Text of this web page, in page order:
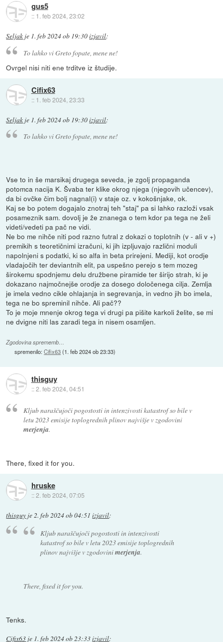
gus5
:: 1. feb 2024, 23:02
Seljak je 1. feb 2024 ob 19:30izjavil:
To lahko vi Greto fopate, mene ne!
Ovrgel nisi niti ene trditve iz študije.
Cifix63
:: 1. feb 2024, 23:33
Seljak je 1. feb 2024 ob 19:30izjavil:
To lahko vi Greto fopate, mene ne!
Vse to in še marsikaj drugega seveda, je zgolj propaganda
potomca nacija K. Švaba ter klike okrog njega (njegovih učencev),
da bi ovčke čim bolj nagnal(i) v staje oz. v kokošnjake, ok.
Kaj se bo potem dogajalo znotraj teh "staj" pa si lahko razloži vsak
posameznik sam. dovolj je že znanega o tem kdor pa tega ne želi
videti/vedeti pa pač ne vidi.
Ne bo me nihče niti pod razno futral z dokazi o toplotnih (v - ali v +)
premikih s teoretičnimi izračuni, ki jih izpljuvajo različni moduli
napolnjeni s podatki, ki so alfa in beta prirejeni. Mediji, kot orodje
vladajočih ter deviantnih elit, pa uspešno perejo s tem mozeg
širokemu spodnjemu delu družbene piramide ter širijo strah, ki je
dokazano najmočnejše orodje za dosego določenega cilja. Zemlja
je imela vedno cikle ohlajanja in segrevanja, in vedno jih bo imela,
tega ne bo spreminil nihče. Ali pač??
To je moje mnenje okrog tega vi drugi pa pišite karkoli želite, se mi
ne dvigne niti las zaradi tega in nisem osamljen.
Zgodovina sprememb…
spremenilo:Cifix63(1. feb 2024 ob 23:33)
thisguy
::2. feb 2024, 04:51
Kljub naraščujoči pogostosti in intenzivosti katastrof so bile v
letu 2023 emisije toplogrednih plinov najvišje v zgodovini
merjenja.
There, fixed it for you.
hruske
::2. feb 2024, 07:05
thisguy je2. feb 2024 ob 04:51 izjavil:
Kljub naraščujoči pogostosti in intenzivosti
katastrof so bile v letu 2023 emisije toplogrednih
plinov najvišje v zgodovinimerjenja.
There, fixed it for you.
Tenks.
Cifix63 je 1. feb 2024 ob 23:33izjavil: